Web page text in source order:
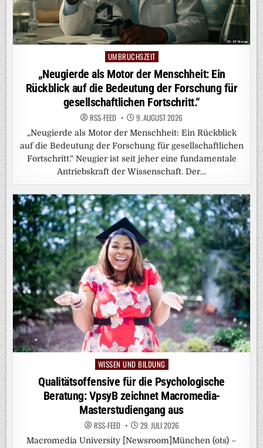
Posted
in
UMBRUCHSZEIT
„Neugierde als Motor der Menschheit: Ein
Rückblick auf die Bedeutung der Forschung für
gesellschaftlichen Fortschritt.“
RSS-FEED 9. AUGUST 2026
„Neugierde als Motor der Menschheit: Ein Rückblick
auf die Bedeutung der Forschung für gesellschaftlichen
Fortschritt.“ Neugier ist seit jeher eine fundamentale
Antriebskraft der Wissenschaft. Der…
Posted
in
WISSEN UND BILDUNG
Qualitätsoffensive für die Psychologische
Beratung: VpsyB zeichnet Macromedia-
Masterstudiengang aus
RSS-FEED 29. JULI 2026
Macromedia University [Newsroom]München (ots) –